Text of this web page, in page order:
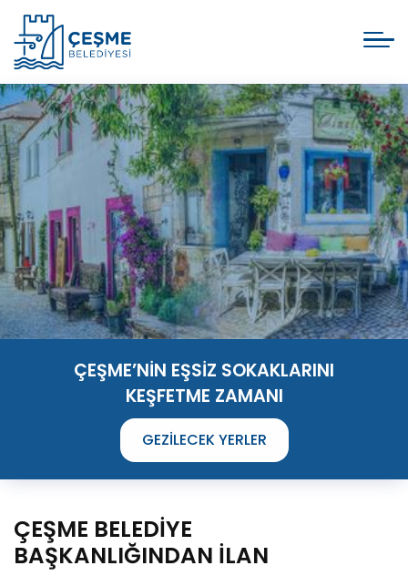
ÇEŞME’NİN EŞSİZ SOKAKLARINI
KEŞFETME ZAMANI
GEZILECEK YERLER
ÇEŞME BELEDİYE
BAŞKANLIĞINDAN İLAN